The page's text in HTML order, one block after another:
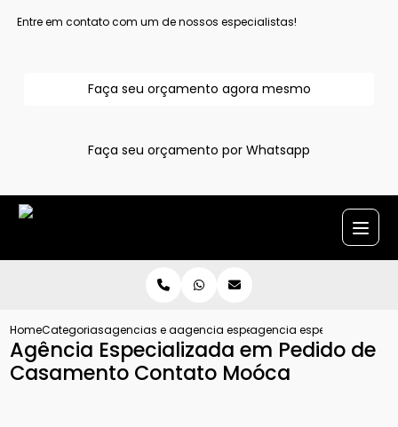
Entre em contato com um de nossos especialistas!
Faça seu orçamento agora mesmo
Faça seu orçamento por Whatsapp
HomeCategoriasagencias e assessoria para pedido de casamento
agencia especialista em pedido de
agencia especializada
Agência Especializada em Pedido de
Casamento Contato Moóca